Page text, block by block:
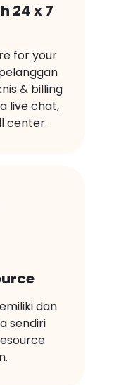
24 x 7
for your
& billing
live chat,
center.
dan
sendiri